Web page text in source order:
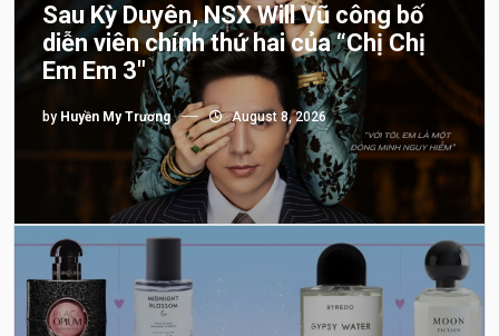
Sau Kỳ Duyên, NSX Will Vũ công bố
diễn viên chính thứ hai của “Chị Chị
Em Em 3″
by Huyền My Trương August 8, 2026